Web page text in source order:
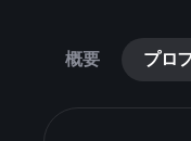
概要 プロ